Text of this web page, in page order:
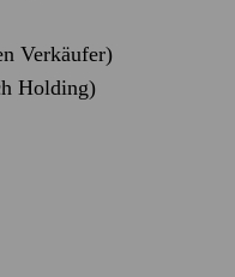
Verkäufer)
Holding)